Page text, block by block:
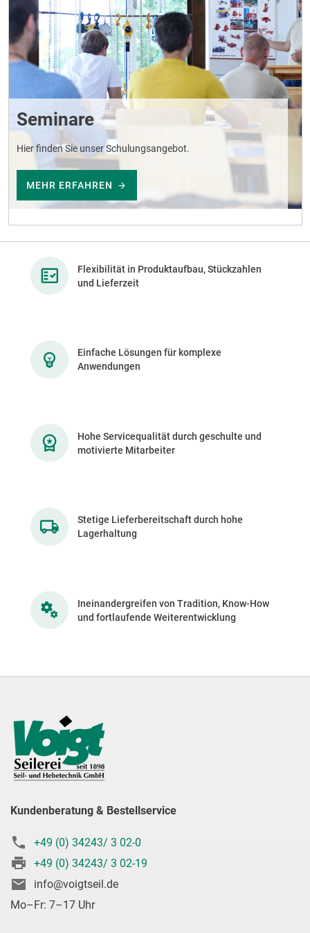
Seminare
Hier finden Sie unser Schulungsangebot.
MEHR ERFAHREN
Flexibilität in Produktaufbau, Stückzahlen
und Lieferzeit
Einfache Lösungen für komplexe
Anwendungen
Hohe Servicequalität durch geschulte und
motivierte Mitarbeiter
Stetige Lieferbereitschaft durch hohe
Lagerhaltung
Ineinandergreifen von Tradition, Know-How
und fortlaufende Weiterentwicklung
Kundenberatung & Bestellservice
+49 (0) 34243/ 3 02-0
+49 (0) 34243/ 3 02-19
info@voigtseil.de
Mo–Fr: 7–17 Uhr